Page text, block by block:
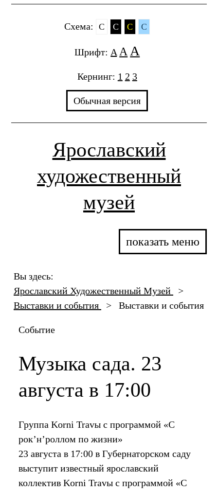
Cхема: C C C C
Шрифт: A A A
Кернинг: 1 2 3
Обычная версия
Ярославский
художественный
музей
показать меню
Вы здесь:
Ярославский Художественный Музей
>
Выставки и события
> Выставки и события
Событие
Музыка сада. 23
августа в 17:00
Группа Korni Travы с программой «С
рок’н’роллом по жизни»
23 августа в 17:00 в Губернаторском саду
выступит известный ярославский
коллектив Korni Travы с программой «С